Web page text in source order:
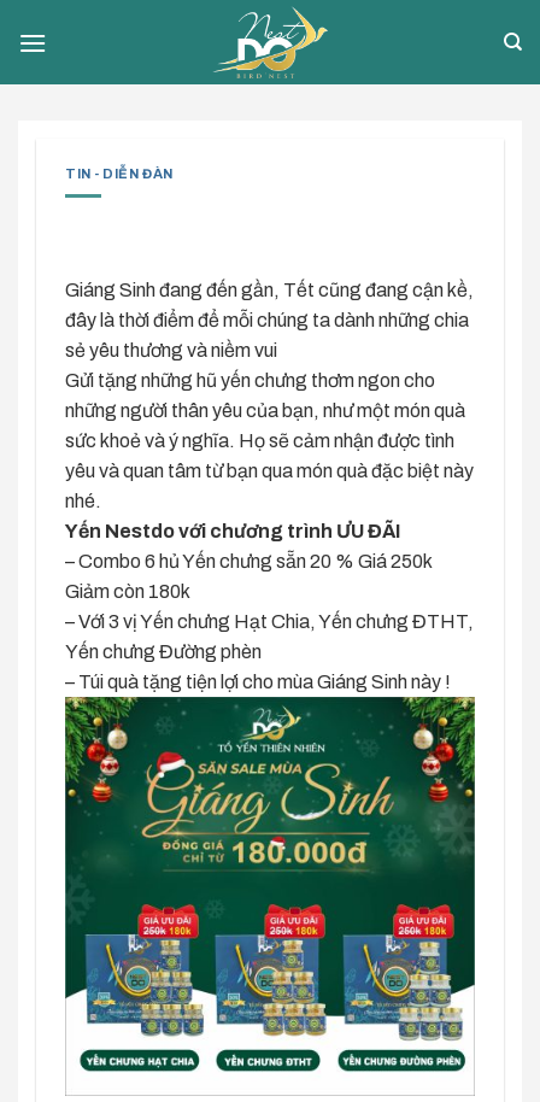
TIN - DIỄN ĐÀN
Giáng Sinh đang đến gần, Tết cũng đang cận kề,
đây là thời điểm để mỗi chúng ta dành những chia
sẻ yêu thương và niềm vui
Gửi tặng những hũ yến chưng thơm ngon cho
những người thân yêu của bạn, như một món quà
sức khoẻ và ý nghĩa. Họ sẽ cảm nhận được tình
yêu và quan tâm từ bạn qua món quà đặc biệt này
nhé.
Yến Nestdo với chương trình ƯU ĐÃI
– Combo 6 hủ Yến chưng sẵn 20 % Giá 250k
Giảm còn 180k
– Với 3 vị Yến chưng Hạt Chia, Yến chưng ĐTHT,
Yến chưng Đường phèn
– Túi quà tặng tiện lợi cho mùa Giáng Sinh này !